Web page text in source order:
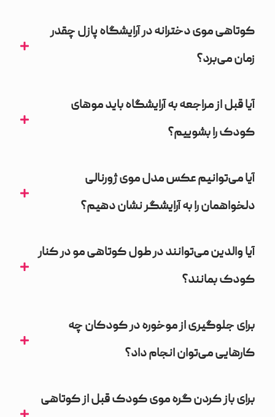
کوتاهی موی دخترانه در آرایشگاه پازل چقدر
زمان می‌برد؟
آیا قبل از مراجعه به آرایشگاه باید موهای
کودک را بشوییم؟
آیا می‌توانیم عکس مدل موی ژورنالی
دلخواهمان را به آرایشگر نشان دهیم؟
آیا والدین می‌توانند در طول کوتاهی مو در کنار
کودک بمانند؟
برای جلوگیری از موخوره در کودکان چه
کارهایی می‌توان انجام داد؟
برای باز کردن گره موی کودک قبل از کوتاهی